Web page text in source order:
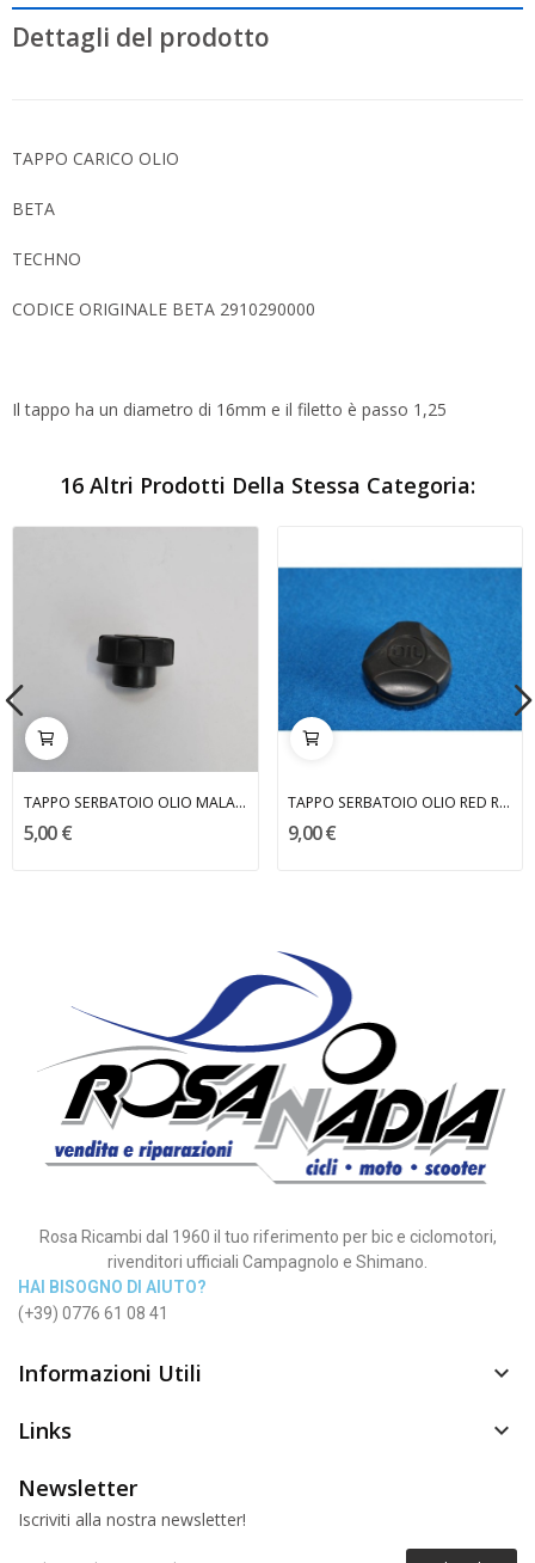
Dettagli del prodotto
TAPPO CARICO OLIO
BETA
TECHNO
CODICE ORIGINALE BETA 2910290000
Il tappo ha un diametro di 16mm e il filetto è passo 1,25
16 Altri Prodotti Della Stessa Categoria:
TAPPO SERBATOIO OLIO MALAGUTI
5,00 €
TAPPO SERBATOIO OLIO RED ROSE APRILIA
9,00 €
Rosa Ricambi dal 1960 il tuo riferimento per bic e ciclomotori,
rivenditori ufficiali Campagnolo e Shimano.
HAI BISOGNO DI AIUTO?
(+39) 0776 61 08 41
Informazioni Utili 
Links 
Newsletter
Iscriviti alla nostra newsletter!